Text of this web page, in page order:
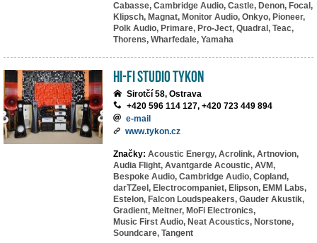
Cabasse, Cambridge Audio, Castle, Denon, Focal,
Klipsch, Magnat, Monitor Audio, Onkyo, Pioneer,
Polk Audio, Primare, Pro-Ject, Quadral, Teac,
Thorens, Wharfedale, Yamaha
HI-FI studio TYKON
Sirotčí 58, Ostrava
+420 596 114 127, +420 723 449 894
e-mail
www.tykon.cz
Značky: Acoustic Energy, Acrolink, Artnovion,
Audia Flight, Avantgarde Acoustic, AVM,
Bespoke Audio, Cambridge Audio, Copland,
darTZeel, Electrocompaniet, Elipson, EMM Labs,
Estelon, Falcon Loudspeakers, Gauder Akustik,
Gradient, Meitner, MoFi Electronics,
Music First Audio, Neat Acoustics, Norstone,
Soundcare, Tangent